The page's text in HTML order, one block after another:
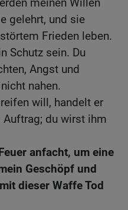
meinen Willen
gelehrt, und sie
Frieden leben.
Schutz sein. Du
Angst und
nahen.
will, handelt er
du wirst ihm
anfacht, um eine
Geschöpf und
dieser Waffe Tod